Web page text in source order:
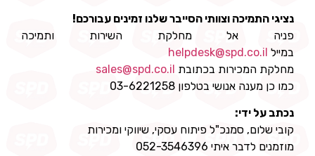
נציגי התמיכה וצוותי הסייבר שלנו זמינים עבורכם!
פניה אל מחלקת השירות ותמיכה
במייל helpdesk@spd.co.il
מחלקת המכירות בכתובת sales@spd.co.il
כמו כן מענה אנושי בטלפון 03-6221258
נכתב על ידי:
קובי שלום, סמנכ"ל פיתוח עסקי, שיווקי ומכירות
מוזמנים לדבר איתי 052-3546396